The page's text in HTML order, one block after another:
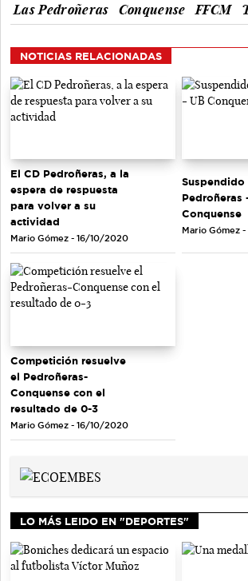
Las Pedroñeras
Conquense FFCM
NOTICIAS RELACIONADAS
El CD Pedroñeras, a la
espera de respuesta
para volver a su
actividad
Mario Gómez - 16/10/2020
Suspendido
Pedroñeras
Conquense
Mario Gómez
Competición resuelve
el Pedroñeras-
Conquense con el
resultado de 0-3
Mario Gómez - 16/10/2020
LO MÁS LEIDO EN "DEPORTES"